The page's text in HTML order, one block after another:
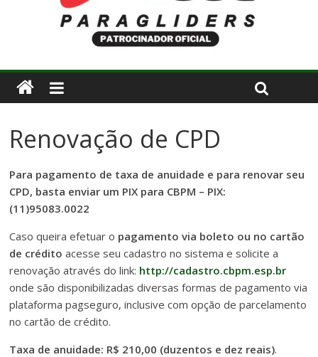
Renovação de CPD
Para pagamento de taxa de anuidade e para renovar seu
CPD, basta enviar um PIX para CBPM – PIX:
(11)95083.0022
Caso queira efetuar o pagamento via boleto ou no cartão
de crédito acesse seu cadastro no sistema e solicite a
renovação através do link: http://cadastro.cbpm.esp.br
onde são disponibilizadas diversas formas de pagamento via
plataforma pagseguro, inclusive com opção de parcelamento
no cartão de crédito.
Taxa de anuidade: R$ 210,00 (duzentos e dez reais).